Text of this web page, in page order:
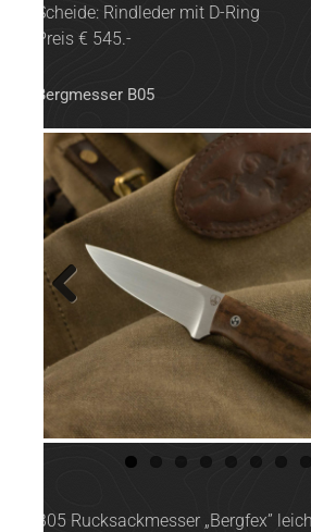
Scheide: Rindleder mit D-Ring
Preis € 545.-
Bergmesser B05
Previ
ous
B05 Rucksackmesser „Bergfex”